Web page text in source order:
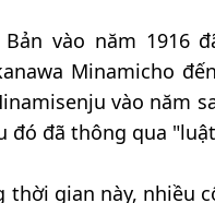
vào năm 1916
Minamicho
vào năm
đó đã thông qua
thời gian này, nhiều